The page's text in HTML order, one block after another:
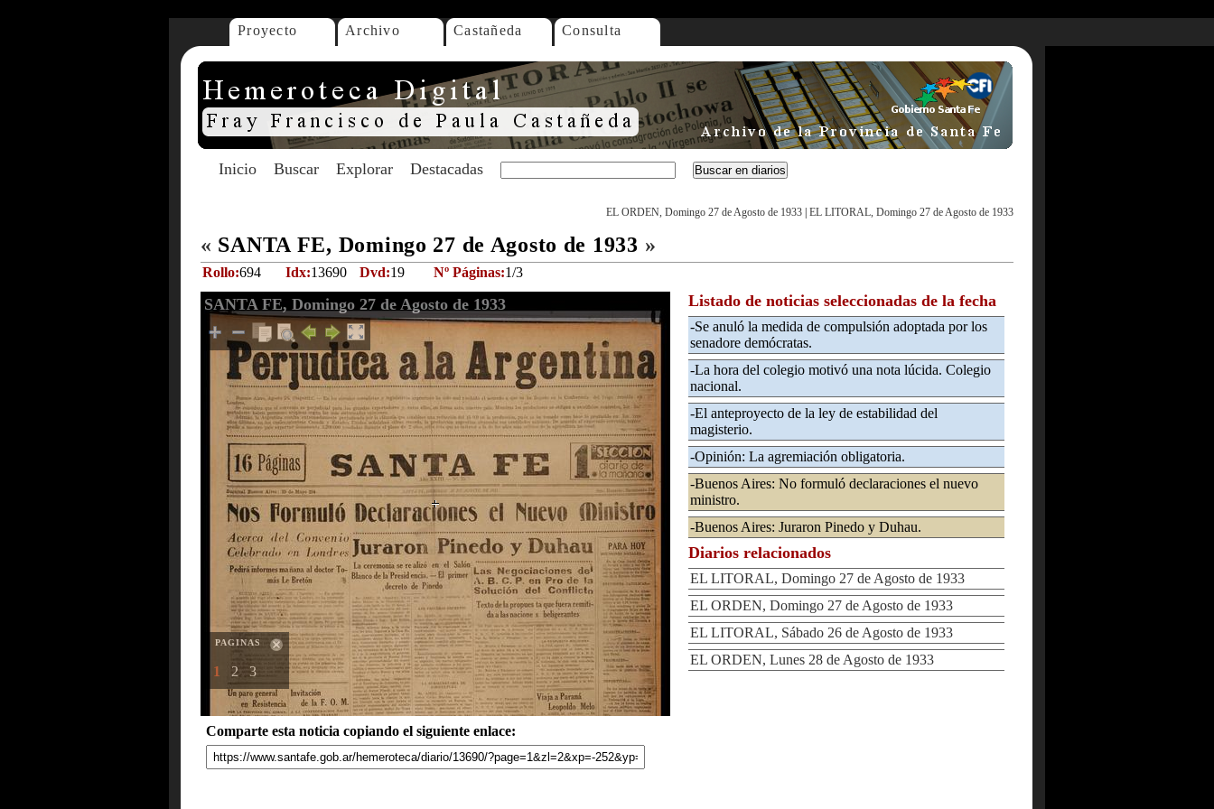
Proyecto Archivo Castañeda Consulta
Inicio Buscar Explorar Destacadas
EL ORDEN, Domingo 27 de Agosto de 1933 EL LITORAL, Domingo 27 de Agosto de 1933
« SANTA FE, Domingo 27 de Agosto de 1933 »
Rollo:694 Idx:13690 Dvd:19 Nº Páginas:1/3
SANTA FE, Domingo 27 de Agosto de 1933
PAGINAS
1 2 3
Comparte esta noticia copiando el siguiente enlace:
Listado de noticias seleccionadas de la fecha
-Se anuló la medida de compulsión adoptada por los
senadore demócratas.
-La hora del colegio motivó una nota lúcida. Colegio
nacional.
-El anteproyecto de la ley de estabilidad del
magisterio.
-Opinión: La agremiación obligatoria.
-Buenos Aires: No formuló declaraciones el nuevo
ministro.
-Buenos Aires: Juraron Pinedo y Duhau.
Diarios relacionados
EL LITORAL, Domingo 27 de Agosto de 1933
EL ORDEN, Domingo 27 de Agosto de 1933
EL LITORAL, Sábado 26 de Agosto de 1933
EL ORDEN, Lunes 28 de Agosto de 1933